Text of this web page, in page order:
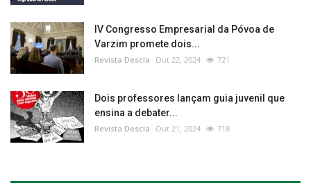
IV Congresso Empresarial da Póvoa de
Varzim promete dois...
Revista Descla Out 22, 2024 721
Dois professores lançam guia juvenil que
ensina a debater...
Revista Descla Out 21, 2024 718